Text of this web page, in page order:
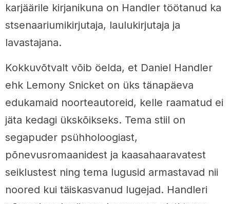
karjäärile kirjanikuna on Handler töötanud ka
stsenaariumikirjutaja, laulukirjutaja ja
lavastajana.
Kokkuvõtvalt võib öelda, et Daniel Handler
ehk Lemony Snicket on üks tänapäeva
edukamaid noorteautoreid, kelle raamatud ei
jäta kedagi ükskõikseks. Tema stiil on
segapuder psühholoogiast,
põnevusromaanidest ja kaasahaaravatest
seiklustest ning tema lugusid armastavad nii
noored kui täiskasvanud lugejad. Handleri